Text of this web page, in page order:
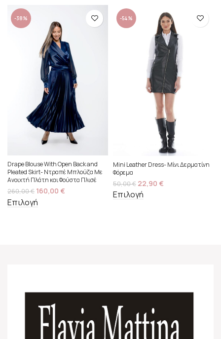
-38%
Drape Blouse With Open Back and
Pleated Skirt- Ντραπέ Μπλούζα Με
Ανοιχτή Πλάτη και Φούστα Πλισέ
260,00€ 160,00 €
Επιλογή
-54%
Mini Leather Dress- Μίνι Δερματίνη
Φόρεμα
50,00€ 22,90 €
Επιλογή